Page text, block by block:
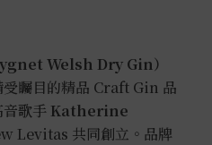
Welsh Dry Gin）
矚目的精品 Craft Gin 品
歌手 Katherine
Levitas 共同創立。品牌